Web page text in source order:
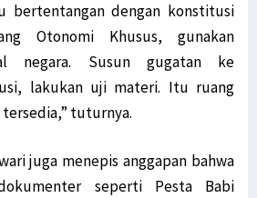
bertentangan dengan konstitusi
Otonomi Khusus, gunakan
negara. Susun gugatan ke
lakukan uji materi. Itu ruang
tuturnya.
juga menepis anggapan bahwa
seperti Pesta Babi